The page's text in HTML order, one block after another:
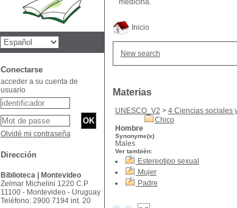
Inicio
New search
Materias
UNESCO_V2 > 4 Ciencias sociales
Chico
Hombre
Synonyme(s)
Males
Ver también:
Estereotipo sexual
Mujer
Padre
medicina.
Conectarse
acceder a su cuenta de
usuario
Olvidé mi contraseña
Dirección
Biblioteca | Montevideo
Zelmar Michelini 1220 C.P
11100 - Montevideo - Uruguay
Teléfono: 2900 7194 int. 20